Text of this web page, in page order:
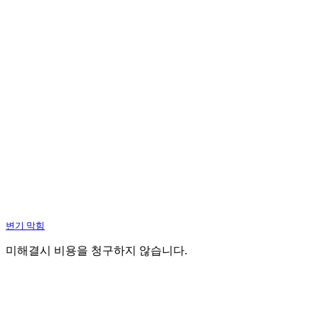
변기 막힘
미해결시 비용을 청구하지 않습니다.